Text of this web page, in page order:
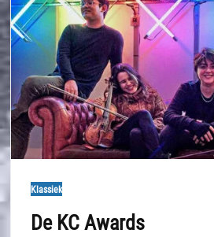
Klassiek
De KC Awards